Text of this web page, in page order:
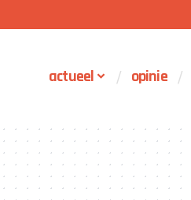
actueel opinie